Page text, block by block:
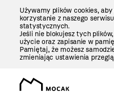
Używamy plików cookies,
korzystanie z naszego
statystycznych.
Jeśli nie blokujesz tych
użycie oraz zapisanie w
Pamiętaj, że możesz
zmieniając ustawienia